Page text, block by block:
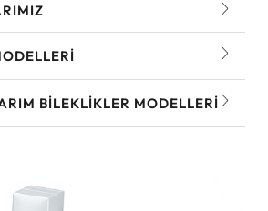
BILEKLIKLER MODELLERI